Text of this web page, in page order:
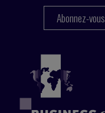
Abonnez-vous